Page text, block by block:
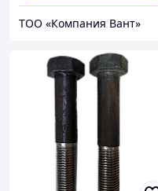
ТОО «Компания Вант»